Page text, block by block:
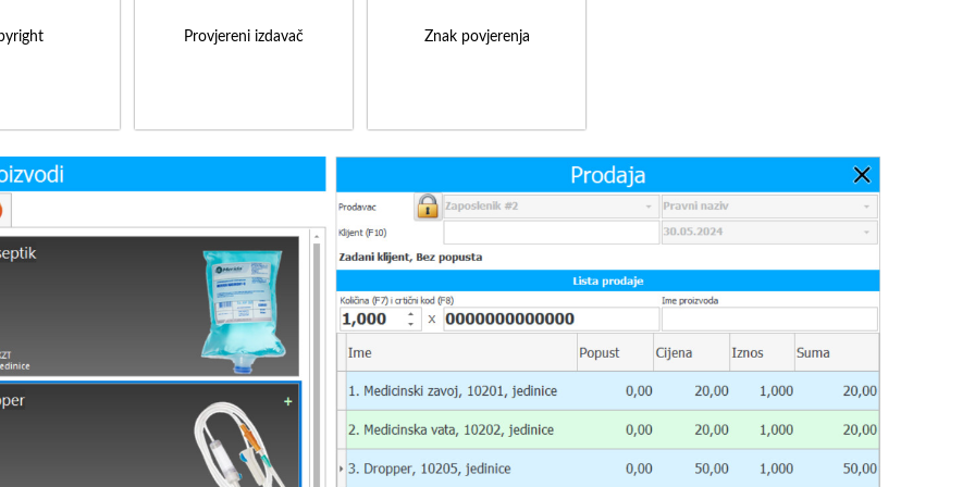
Provjereni izdavač Znak povjerenja